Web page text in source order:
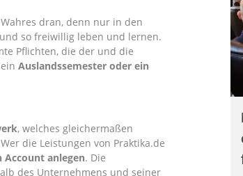
dran, denn nur in den
so freiwillig leben und lernen.
Pflichten, die der und die
Auslandssemester oder ein
, welches gleichermaßen
die Leistungen von Praktika.de
anlegen. Die
des Unternehmens und seiner